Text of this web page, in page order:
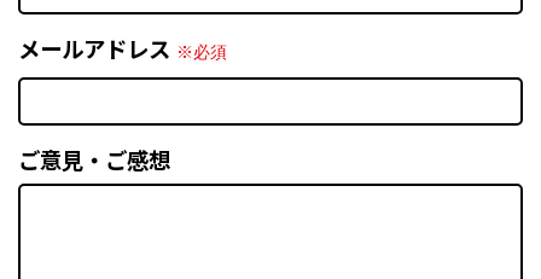
メールアドレス ※必須
ご意見・ご感想